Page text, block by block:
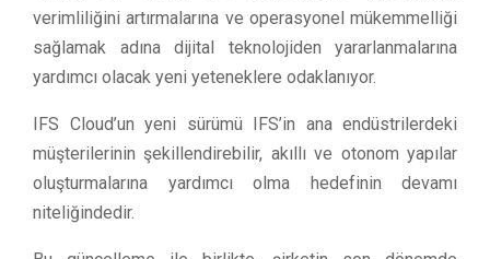
verimliliğini artırmalarına ve operasyonel mükemmelliği
sağlamak adına dijital teknolojiden yararlanmalarına
yardımcı olacak yeni yeteneklere odaklanıyor.
IFS Cloud’un yeni sürümü IFS’in ana endüstrilerdeki
müşterilerinin şekillendirebilir, akıllı ve otonom yapılar
oluşturmalarına yardımcı olma hedefinin devamı
niteliğindedir.